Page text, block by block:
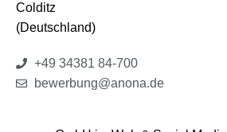
Colditz
(Deutschland)
+49 34381 84-700
bewerbung@anona.de